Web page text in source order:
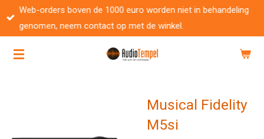
Ga
direct
de
Web-orders boven de 1000 euro worden niet in behandeling
genomen, neem contact op met de winkel.
Musical Fidelity
M5si